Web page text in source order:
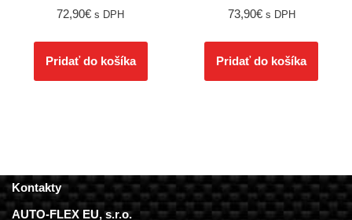
72,90€ s DPH
Pridať do košíka
73,90€ s DPH
Pridať do košíka
Kontakty
AUTO-FLEX EU, s.r.o.